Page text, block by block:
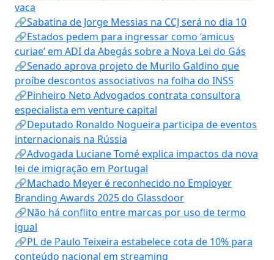
vaca
🔗Sabatina de Jorge Messias na CCJ será no dia 10
🔗Estados pedem para ingressar como ‘amicus
curiae’ em ADI da Abegás sobre a Nova Lei do Gás
🔗Senado aprova projeto de Murilo Galdino que
proíbe descontos associativos na folha do INSS
🔗Pinheiro Neto Advogados contrata consultora
especialista em venture capital
🔗Deputado Ronaldo Nogueira participa de eventos
internacionais na Rússia
🔗Advogada Luciane Tomé explica impactos da nova
lei de imigração em Portugal
🔗Machado Meyer é reconhecido no Employer
Branding Awards 2025 do Glassdoor
🔗Não há conflito entre marcas por uso de termo
igual
🔗PL de Paulo Teixeira estabelece cota de 10% para
conteúdo nacional em streaming